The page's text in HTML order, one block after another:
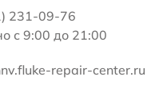
231-09-76
с 9:00 до 21:00
repair-center.ru